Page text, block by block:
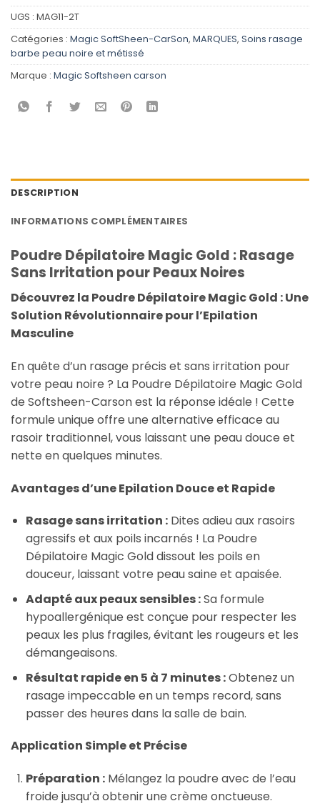
UGS : MAG11-2T
Catégories : Magic SoftSheen-CarSon, MARQUES, Soins rasage
barbe peau noire et métissé
Marque : Magic Softsheen carson
DESCRIPTION
INFORMATIONS COMPLÉMENTAIRES
Poudre Dépilatoire Magic Gold : Rasage
Sans Irritation pour Peaux Noires
Découvrez la Poudre Dépilatoire Magic Gold : Une
Solution Révolutionnaire pour l’Epilation
Masculine
En quête d’un rasage précis et sans irritation pour
votre peau noire ? La Poudre Dépilatoire Magic Gold
de Softsheen-Carson est la réponse idéale ! Cette
formule unique offre une alternative efficace au
rasoir traditionnel, vous laissant une peau douce et
nette en quelques minutes.
Avantages d’une Epilation Douce et Rapide
Rasage sans irritation :Dites adieu aux rasoirs
agressifs et aux poils incarnés ! La Poudre
Dépilatoire Magic Gold dissout les poils en
douceur, laissant votre peau saine et apaisée.
Adapté aux peaux sensibles :Sa formule
hypoallergénique est conçue pour respecter les
peaux les plus fragiles, évitant les rougeurs et les
démangeaisons.
Résultat rapide en 5 à 7 minutes :Obtenez un
rasage impeccable en un temps record, sans
passer des heures dans la salle de bain.
Application Simple et Précise
Préparation :Mélangez la poudre avec de l’eau
froide jusqu’à obtenir une crème onctueuse.